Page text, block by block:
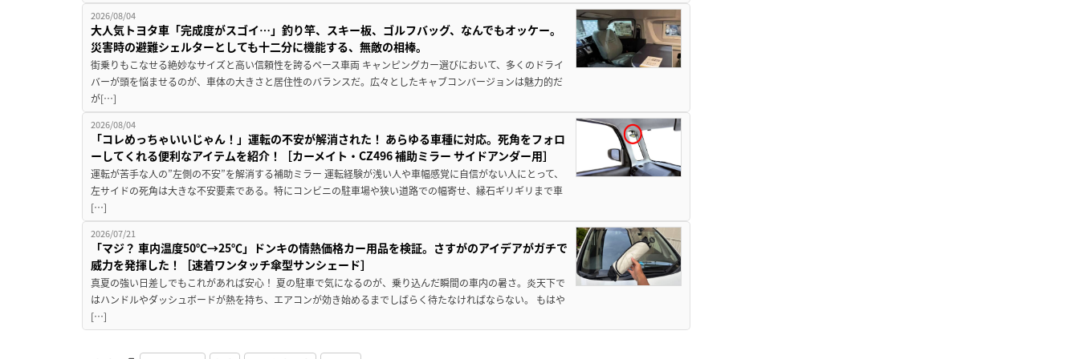
2026/08/04
大人気トヨタ車「完成度がスゴイ…」釣り竿、スキー板、ゴルフバッグ、なんでもオッケー。
災害時の避難シェルターとしても十二分に機能する、無敵の相棒。
街乗りもこなせる絶妙なサイズと高い信頼性を誇るベース車両 キャンピングカー選びにおいて、多くのドライ
バーが頭を悩ませるのが、車体の大きさと居住性のバランスだ。広々としたキャブコンバージョンは魅力的だ
が[…]
2026/08/04
「コレめっちゃいいじゃん！」運転の不安が解消された！ あらゆる車種に対応。死角をフォロ
ーしてくれる便利なアイテムを紹介！［カーメイト・CZ496 補助ミラー サイドアンダー用］
運転が苦手な人の”左側の不安”を解消する補助ミラー 運転経験が浅い人や車幅感覚に自信がない人にとって、
左サイドの死角は大きな不安要素である。特にコンビニの駐車場や狭い道路での幅寄せ、縁石ギリギリまで車
[…]
2026/07/21
「マジ？ 車内温度50℃→25℃」ドンキの情熱価格カー用品を検証。さすがのアイデアがガチで
威力を発揮した！［速着ワンタッチ傘型サンシェード］
真夏の強い日差しでもこれがあれば安心！ 夏の駐車で気になるのが、乗り込んだ瞬間の車内の暑さ。炎天下で
はハンドルやダッシュボードが熱を持ち、エアコンが効き始めるまでしばらく待たなければならない。 もはや
[…]